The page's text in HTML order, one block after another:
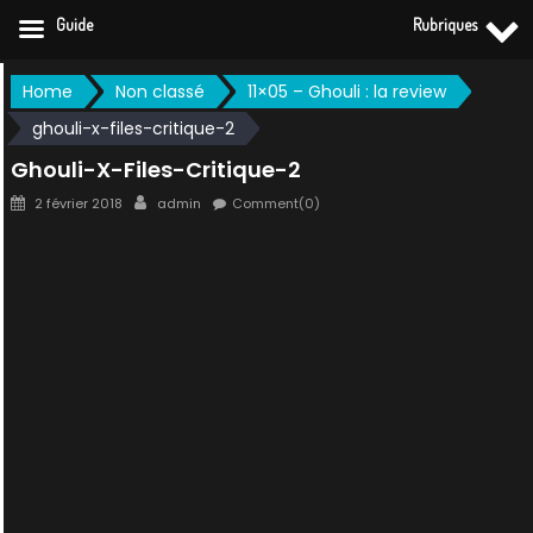
Skip
to
content
Home Non classé
11×05 – Ghouli : la review
ghouli-x-files-critique-2
Ghouli-X-Files-Critique-2
Posted
2 février 2018 Author
admin Comment(0)
Guide Rubriques